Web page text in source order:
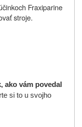
Fraxiparine
stroje.
ako vám povedal
si to u svojho